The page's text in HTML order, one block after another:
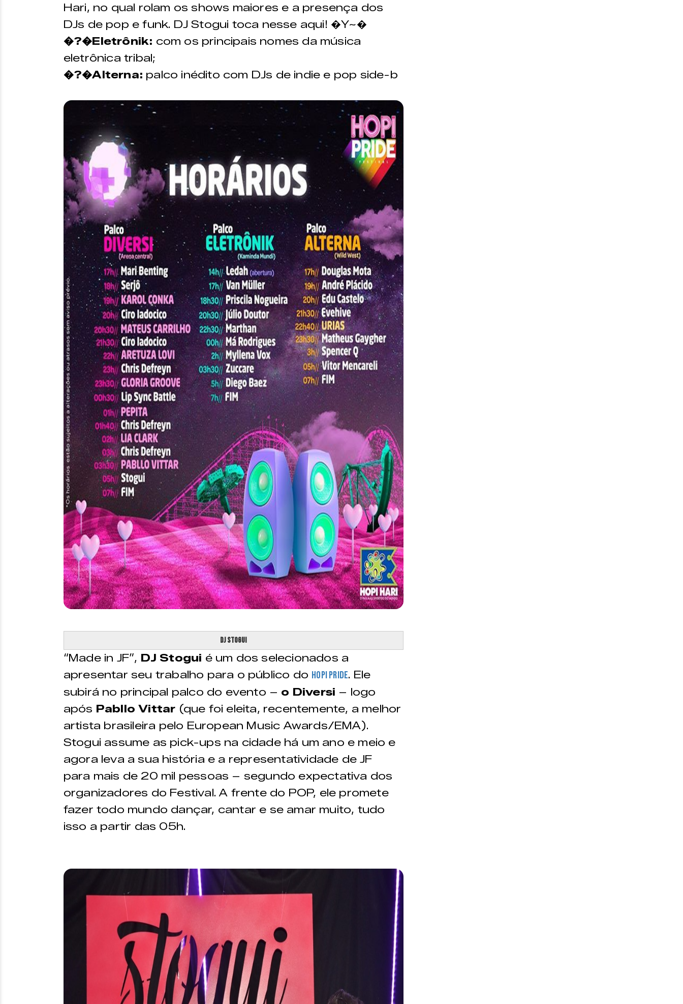
Hari, no qual rolam os shows maiores e a presença dos
DJs de pop e funk. DJ Stogui toca nesse aqui! �Y~�
�?�Eletrônik: com os principais nomes da música
eletrônica tribal;
�?�Alterna: palco inédito com DJs de indie e pop side-b
DJ Stogui
“Made in JF”, DJ Stogui é um dos selecionados a
apresentar seu trabalho para o público do Hopi Pride. Ele
subirá no principal palco do evento – o Diversi – logo
após Pabllo Vittar (que foi eleita, recentemente, a melhor
artista brasileira pelo European Music Awards/EMA).
Stogui assume as pick-ups na cidade há um ano e meio e
agora leva a sua história e a representatividade de JF
para mais de 20 mil pessoas – segundo expectativa dos
organizadores do Festival. A frente do POP, ele promete
fazer todo mundo dançar, cantar e se amar muito, tudo
isso a partir das 05h.